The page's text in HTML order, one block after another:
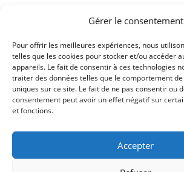
Gérer le consentement
Pour offrir les meilleures expériences, nous
telles que les cookies pour stocker et/ou accéder
appareils. Le fait de consentir à ces technologies
traiter des données telles que le comportement
uniques sur ce site. Le fait de ne pas consentir ou
consentement peut avoir un effet négatif sur
et fonctions.
Accepter
Un projet ? Contactez-nous !
Notre blog